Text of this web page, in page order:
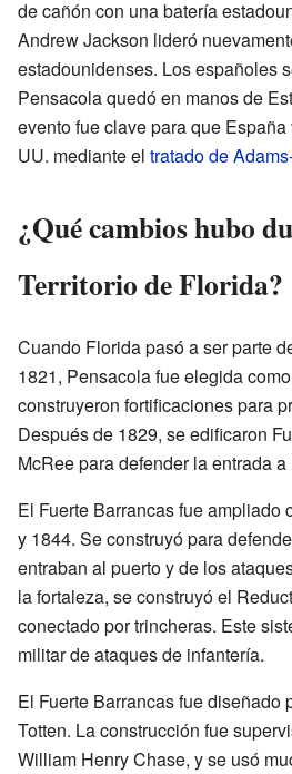
de cañón con una batería
Andrew Jackson lideró
estadounidenses. Los españoles
Pensacola quedó en manos de
evento fue clave para que
UU. mediante el tratado de
¿Qué cambios hubo
Territorio de Florida?
Cuando Florida pasó a ser parte
1821, Pensacola fue elegida
construyeron fortificaciones para
Después de 1829, se edificaron
McRee para defender la entrada a
El Fuerte Barrancas fue ampliado
y 1844. Se construyó para
entraban al puerto y de los
la fortaleza, se construyó el
conectado por trincheras. Este
militar de ataques de infantería.
El Fuerte Barrancas fue diseñado
Totten. La construcción fue
William Henry Chase, y se usó